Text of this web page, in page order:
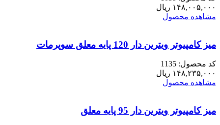
۱۴۸,۰۰۵,۰۰۰ ریال
مشاهده محصول
میز کامپیوتر ویترین دار 120 پایه معلق سوپرمات
کد محصول: 1135
۱۴۸,۲۳۵,۰۰۰ ریال
مشاهده محصول
میز کامپیوتر ویترین دار 95 پایه معلق